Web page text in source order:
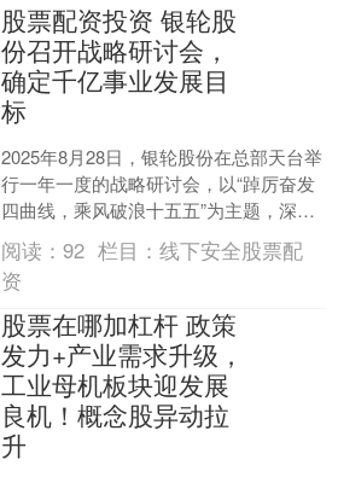
股票配资投资 银轮股
份召开战略研讨会，
确定千亿事业发展目
标
2025年8月28日，银轮股份在总部天台举
行一年一度的战略研讨会，以“踔厉奋发
四曲线，乘风破浪十五五”为主题，深入
探讨十五五期间公司的发展战略与方
向。 据银轮股....
阅读：92 栏目：线下安全股票配
资
股票在哪加杠杆 政策
发力+产业需求升级，
工业母机板块迎发展
良机！概念股异动拉
升